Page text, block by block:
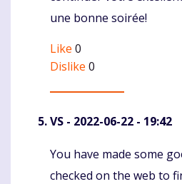
une bonne soirée!
Like 0
Dislike 0
VS - 2022-06-22 - 19:42
Komentaras
You have made some
checked on the web to